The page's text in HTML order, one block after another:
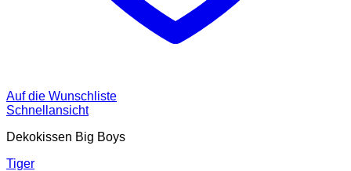
Auf die Wunschliste
Schnellansicht
Dekokissen Big Boys
Tiger